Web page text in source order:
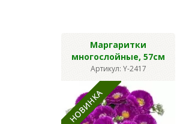
Маргаритки
многослойные, 57см
Артикул: Y-2417